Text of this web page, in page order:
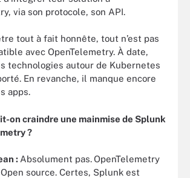
via son protocole, son API.
tout à fait honnête, tout n’est pas
avec OpenTelemetry. À date,
technologies autour de Kubernetes
En revanche, il manque encore
apps.
on craindre une mainmise de Splunk
?
: Absolument pas.OpenTelemetry
source. Certes, Splunk est